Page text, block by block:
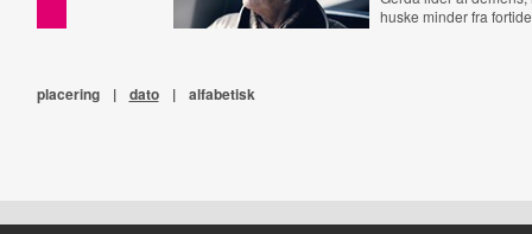
huske minder fra
placering | dato | alfabetisk